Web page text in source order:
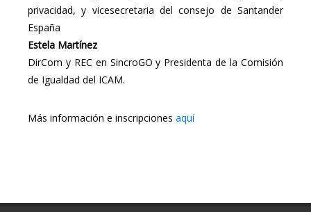
privacidad, y vicesecretaria del consejo de Santander
España
Estela Martínez
DirCom y REC en SincroGO y Presidenta de la Comisión
de Igualdad del ICAM.
Más información e inscripciones aquí